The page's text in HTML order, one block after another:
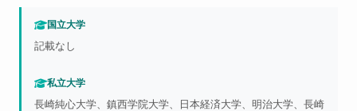
国立大学
記載なし
私立大学
長崎純心大学、鎮西学院大学、日本経済大学、明治大学、長崎